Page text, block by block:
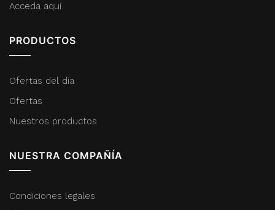
Acceda aquí
PRODUCTOS
Ofertas del día
Ofertas
Nuestros productos
NUESTRA COMPAÑÍA
Condiciones legales